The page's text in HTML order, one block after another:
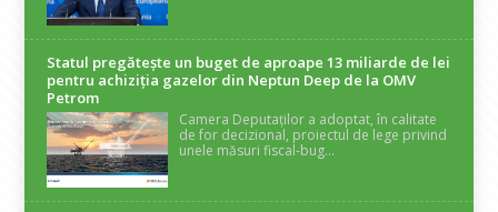
Statul pregătește un buget de aproape 13 miliarde de lei
pentru achiziția gazelor din Neptun Deep de la OMV
Petrom
Camera Deputaților a adoptat, în calitate
de for decizional, proiectul de lege privind
unele măsuri fiscal-bug...